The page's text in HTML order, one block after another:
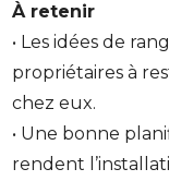
À retenir
• Les idées de
propriétaires à
chez eux.
• Une bonne
rendent